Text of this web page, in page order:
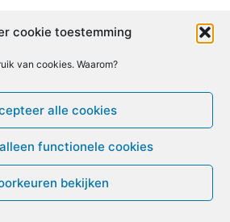
cookie toestemming
van cookies. Waarom?
alle cookies
functionele cookies
bekijken